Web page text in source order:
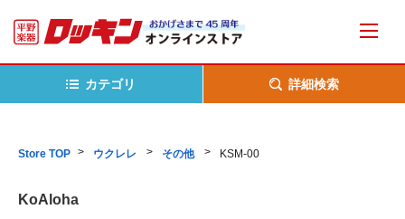
カテゴリ 詳細検索
Store TOP ウクレレ その他 KSM-00
KoAloha